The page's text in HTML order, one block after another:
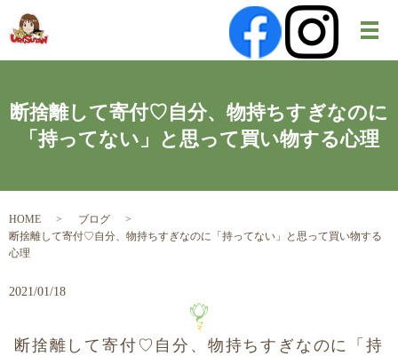
メ
断捨離して寄付♡自分、物持ちすぎなのに
「持ってない」と思って買い物する心理
HOME
ブログ
断捨離して寄付♡自分、物持ちすぎなのに「持ってない」と思って買い物する
心理
2021/01/18
断捨離して寄付♡自分、物持ちすぎなのに「持